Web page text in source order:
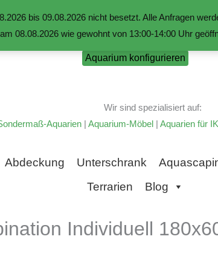
bis 09.08.2026 nicht besetzt. Alle Anfragen
am 08.08.2026 wie gewohnt von 13:00-14:00 Uhr
Aquarium konfigurieren
Wir sind spezialisiert auf:
Aquarien | Aquarium-Möbel | Aquarien für
Abdeckung Unterschrank
Terrarien
Blog
Individuell